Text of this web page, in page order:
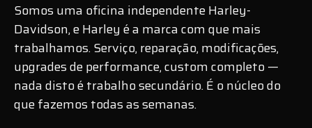
Somos uma oficina independente Harley-
Davidson, e Harley é a marca com que mais
trabalhamos. Serviço, reparação, modificações,
upgrades de performance, custom completo —
nada disto é trabalho secundário. É o núcleo do
que fazemos todas as semanas.